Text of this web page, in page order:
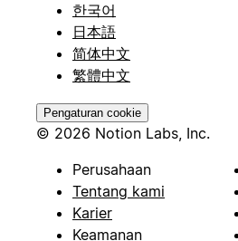
한국어
日本語
简体中文
繁體中文
Pengaturan cookie
© 2026 Notion Labs, Inc.
Perusahaan
Tentang kami
Karier
Keamanan